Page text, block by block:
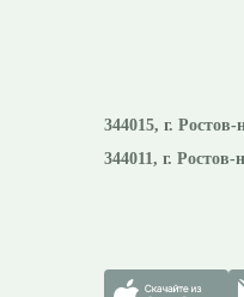
344015, г. Ростов-
344011, г. Ростов-